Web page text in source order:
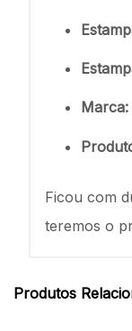
Marca:
Ficou com
teremos o
Produtos